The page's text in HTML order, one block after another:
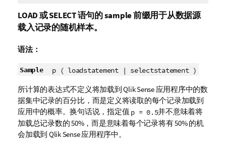
LOAD或SELECT语句的sample前缀用于从数据源
载入记录的随机样本。
语法：
Sample p ( loadstatement | selectstatement )
所计算的表达式不定义将加载到Qlik Sense应用程序中的数
据集中记录的百分比，而是定义将读取的每个记录加载到
应用中的概率。换句话说，指定值 p = 0.5并不意味着将
加载总记录数的 50%，而是意味着每个记录将有 50% 的机
会加载到 Qlik Sense应用程序中。